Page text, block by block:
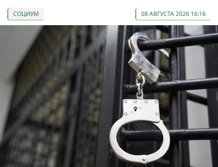
СОЦИУМ 08 АВГУСТА 2026 16:16